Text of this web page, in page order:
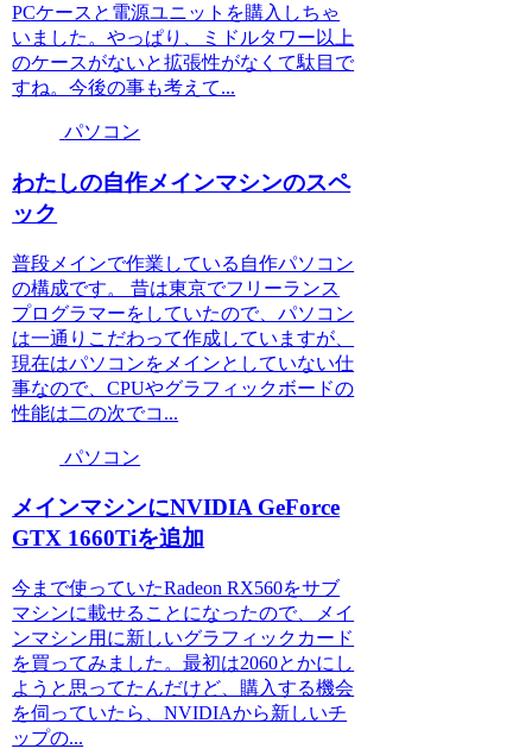
PCケースと電源ユニットを購入しちゃ
いました。やっぱり、ミドルタワー以上
のケースがないと拡張性がなくて駄目で
すね。今後の事も考えて...
パソコン
わたしの自作メインマシンのスペ
ック
普段メインで作業している自作パソコン
の構成です。 昔は東京でフリーランス
プログラマーをしていたので、パソコン
は一通りこだわって作成していますが、
現在はパソコンをメインとしていない仕
事なので、CPUやグラフィックボードの
性能は二の次でコ...
パソコン
メインマシンにNVIDIA GeForce
GTX 1660Tiを追加
今まで使っていたRadeon RX560をサブ
マシンに載せることになったので、メイ
ンマシン用に新しいグラフィックカード
を買ってみました。最初は2060とかにし
ようと思ってたんだけど、購入する機会
を伺っていたら、NVIDIAから新しいチ
ップの...